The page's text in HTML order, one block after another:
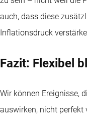
auch, dass diese
Inflationsdruck
Fazit: Flexibel
Wir können Ereignisse,
auswirken, nicht perfekt